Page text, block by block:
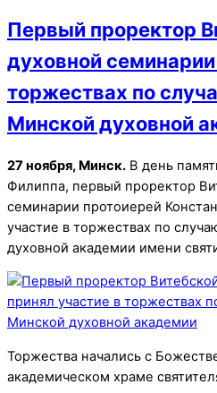
Первый проректор
духовной
торжествах по
Минской духовной
27 ноября, Минск. В день
Филиппа, первый проректор
семинарии протоиерей
участие в торжествах по
духовной академии имени
Торжества начались с
академическом храме